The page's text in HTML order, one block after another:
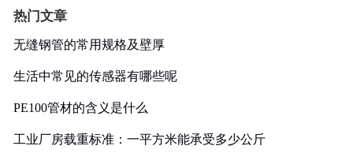
热门文章
无缝钢管的常用规格及壁厚
生活中常见的传感器有哪些呢
PE100管材的含义是什么
工业厂房载重标准：一平方米能承受多少公斤